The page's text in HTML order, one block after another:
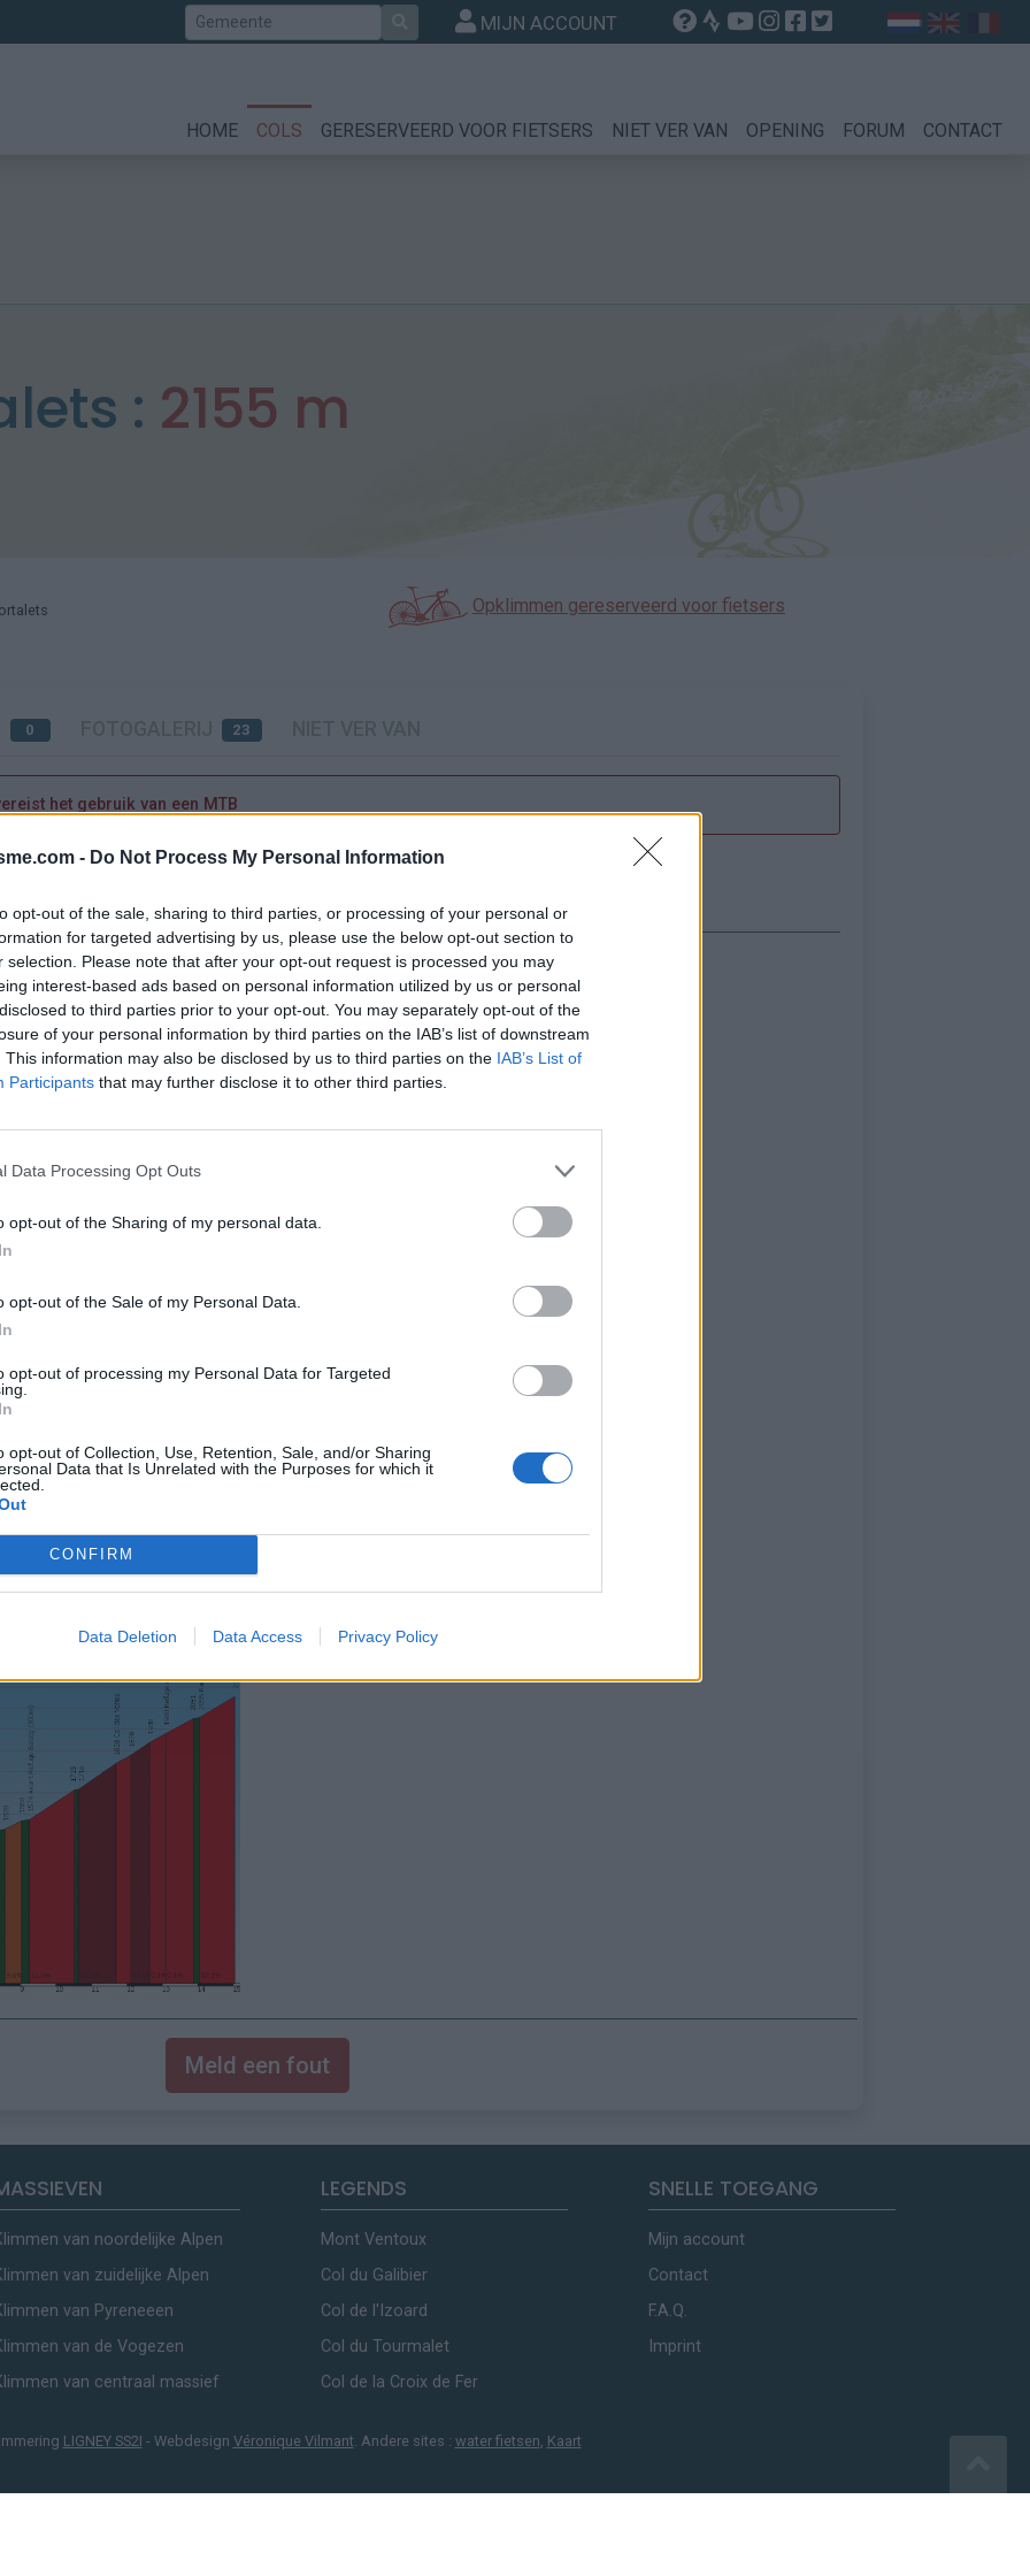
- Do Not Process My Personal Information
opt-out of the sale, sharing to third parties, or processing of your personal or
for targeted advertising by us, please use the below opt-out section to
selection. Please note that after your opt-out request is processed you may
interest-based ads based on personal information utilized by us or personal
to third parties prior to your opt-out. You may separately opt-out of the
of your personal information by third parties on the IAB’s list of downstream
This information may also be disclosed by us to third parties on the IAB’s List of
Participants that may further disclose it to other third parties.
Data Processing Opt Outs
opt-out of the Sharing of my personal data.
opt-out of the Sale of my Personal Data.
opt-out of processing my Personal Data for Targeted
opt-out of Collection, Use, Retention, Sale, and/or Sharing
Data that Is Unrelated with the Purposes for which it
CONFIRM
Data Deletion Data Access Privacy Policy
Zoek MIJN ACCOUNT
HOME COLS GERESERVEERD VOOR FIETSERS NIET VER VAN OPENING FORUM CONTACT
: 2155 m
Opklimmen gereserveerd voor fietsers
0 23
het gebruik van een MTB
klim vereist het
Kaart
Toon kaart
Meld een fout
van noordelijke Alpen
van zuidelijke Alpen
van Pyreneeen
van de Vogezen
van centraal massief
LEGENDS
Mont Ventoux
Col du Galibier
Col de l'Izoard
Col du Tourmalet
Col de la Croix de Fer
SNELLE TOEGANG
Mijn account
Contact
F.A.Q.
Imprint
LIGNEY SS2I - Webdesign Véronique Vilmant . Andere sites : water fietsen Kaart